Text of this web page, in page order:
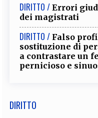
DIRITTO / Errori
dei magistrati
DIRITTO / Falso
sostituzione di
a contrastare un
pernicioso e
DIRITTO